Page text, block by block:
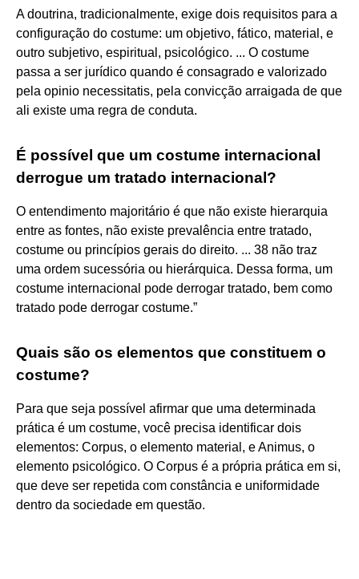
A doutrina, tradicionalmente, exige dois requisitos para a
configuração do costume: um objetivo, fático, material, e
outro subjetivo, espiritual, psicológico. ... O costume
passa a ser jurídico quando é consagrado e valorizado
pela opinio necessitatis, pela convicção arraigada de que
ali existe uma regra de conduta.
É possível que um costume internacional
derrogue um tratado internacional?
O entendimento majoritário é que não existe hierarquia
entre as fontes, não existe prevalência entre tratado,
costume ou princípios gerais do direito. ... 38 não traz
uma ordem sucessória ou hierárquica. Dessa forma, um
costume internacional pode derrogar tratado, bem como
tratado pode derrogar costume.”
Quais são os elementos que constituem o
costume?
Para que seja possível afirmar que uma determinada
prática é um costume, você precisa identificar dois
elementos: Corpus, o elemento material, e Animus, o
elemento psicológico. O Corpus é a própria prática em si,
que deve ser repetida com constância e uniformidade
dentro da sociedade em questão.